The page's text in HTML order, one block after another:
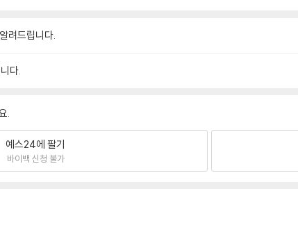
려드립니다.
다.
.
예스24에 팔기
바이백 신청 불가